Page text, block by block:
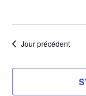
2026
Jour précédent